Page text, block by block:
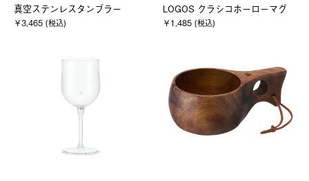
真空ステンレスタンブラー
￥3,465 (税込)
LOGOS クラシコホーローマグ
￥1,485 (税込)